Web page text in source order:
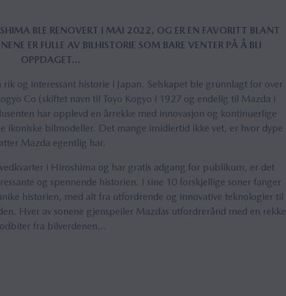
BLE RENOVERT I MAI 2022, OG ER EN FAVORITT BLANT
ER FULLE AV BILHISTORIE SOM BARE VENTER PÅ Å BLI
OPPDAGET…
og interessant historie i Japan. Selskapet ble grunnlagt for over
Co (skiftet navn til Toyo Kogyo i 1927 og endelig til Mazda i
har opplevd en årrekke med innovasjon og kontinuerlige
ikoniske bilmodeller. Det mange imidlertid ikke vet, er hvor dype
Mazda egentlig har.
i Hiroshima og har gratis adgang for publikum, er det
og spennende historien. I sine 10 forskjellige soner fanger
historien, med alt fra utfordrende og innovative teknologier til
Hver av sonene gjenspeiler Mazdas utfordrerånd med en rekke
fra bilverdenen...